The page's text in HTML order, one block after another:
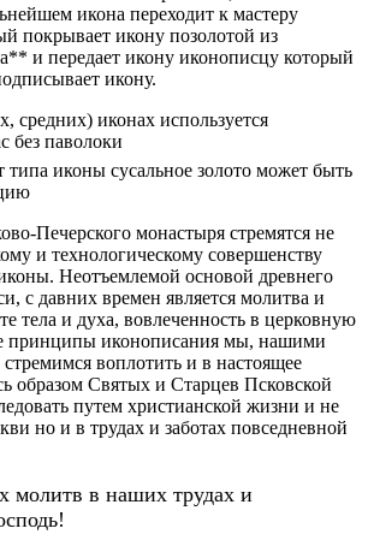
икона переходит к мастеру
покрывает икону позолотой из
и передает икону иконописцу который
икону.
средних) иконах используется
без паволоки
типа иконы сусальное золото может быть
Печерского монастыря стремятся не
и технологическому совершенству
Неотъемлемой основой древнего
с давних времен является молитва и
тела и духа, вовлеченность в церковную
принципы иконописания мы, нашими
воплотить и в настоящее
образом Святых и Старцев Псковской
путем христианской жизни и не
но и в трудах и заботах повседневной
молитв в наших трудах и